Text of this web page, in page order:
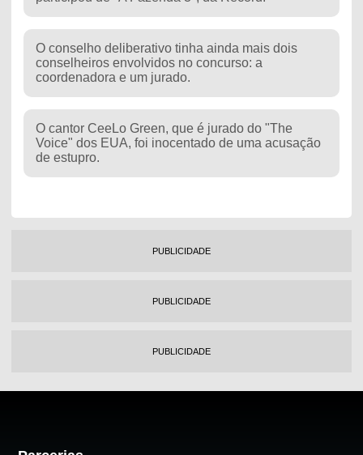
O conselho deliberativo tinha ainda mais dois
conselheiros envolvidos no concurso: a
coordenadora e um jurado.
O cantor CeeLo Green, que é jurado do "The
Voice" dos EUA, foi inocentado de uma acusação
de estupro.
PUBLICIDADE
PUBLICIDADE
PUBLICIDADE